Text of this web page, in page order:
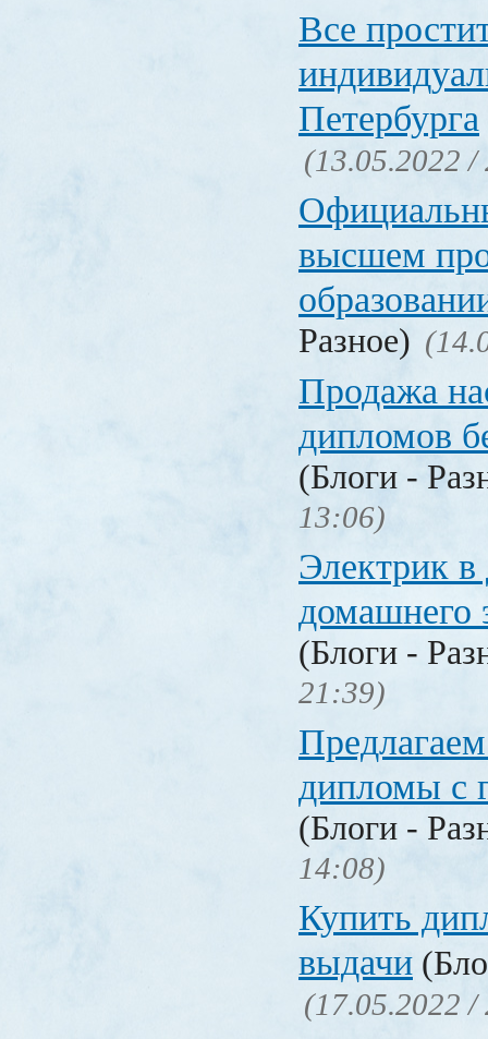
Все
Петербурга
(13.05.2022 /
высшем
Разное)
Продажа
дипломов
(Блоги -
13:06)
Электрик в
домашнего
(Блоги -
21:39)
дипломы с
(Блоги -
14:08)
Купить
выдачи
(17.05.2022 /